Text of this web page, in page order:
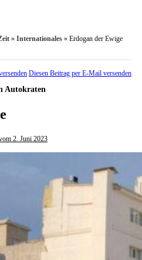
» Internationales » Erdogan der Ewige
Diesen Beitrag per E-Mail versenden
Autokraten
2. Juni 2023